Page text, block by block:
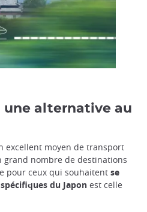
une alternative au
excellent moyen de transport
grand nombre de destinations
pour ceux qui souhaitent se
du Japon est celle